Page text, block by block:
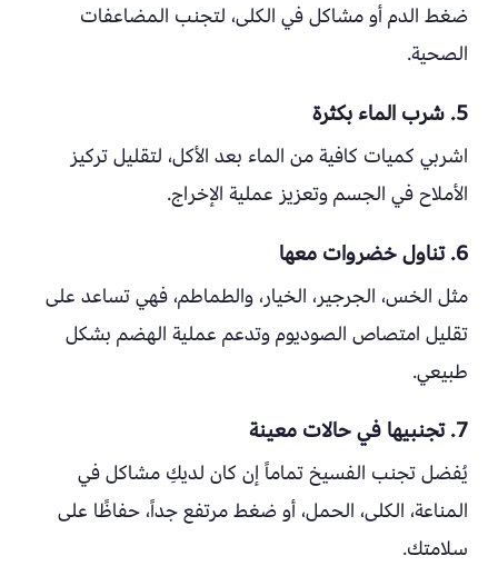
ضغط الدم أو مشاكل في الكلى، لتجنب المضاعفات
الصحية.
5. شرب الماء بكثرة
اشربي كميات كافية من الماء بعد الأكل، لتقليل تركيز
الأملاح في الجسم وتعزيز عملية الإخراج.
6. تناول خضروات معها
مثل الخس، الجرجير، الخيار، والطماطم، فهي تساعد على
تقليل امتصاص الصوديوم وتدعم عملية الهضم بشكل
طبيعي.
7. تجنبيها في حالات معينة
يُفضل تجنب الفسيخ تماماً إن كان لديكِ مشاكل في
المناعة، الكلى، الحمل، أو ضغط مرتفع جداً، حفاظًا على
سلامتك.